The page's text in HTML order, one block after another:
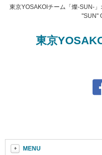
東京YOSAKOIチーム「燦-SUN-
"SUN"
東京
MENU